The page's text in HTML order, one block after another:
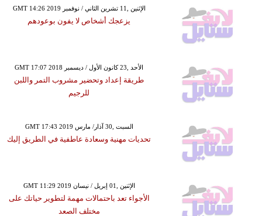
GMT 14:26 2019 الإثنين ,11 تشرين الثاني / نوفمبر
يزعجك أشخاص لا يفون بوعودهم
GMT 17:07 2018 الأحد ,23 كانون الأول / ديسمبر
طريقة إعداد وتحضير مشروب التمر واللبن
للرجيم
GMT 17:43 2019 السبت ,30 آذار/ مارس
تحديات مهنية وسعادة عاطفية في الطريق إليك
GMT 11:29 2019 الإثنين ,01 إبريل / نيسان
الأجواء تعد باحتمالات مهمة لتطوير حياتك على
مختلف الصعد